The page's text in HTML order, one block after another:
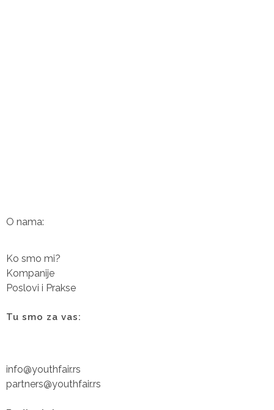
O nama:
Ko smo mi?
Kompanije
Poslovi i Prakse
Tu smo za vas:
info@youthfair.rs
partners@youthfair.rs